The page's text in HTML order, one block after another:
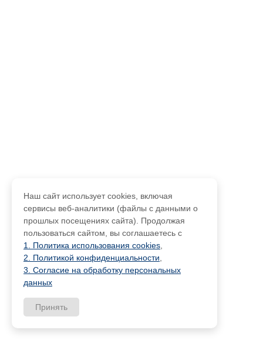
Наш сайт использует cookies, включая
сервисы веб-аналитики (файлы с данными о
прошлых посещениях сайта). Продолжая
пользоваться сайтом, вы соглашаетесь с
1. Политика использования cookies
2. Политикой конфиденциальности
3. Согласие на обработку персональных
данных
Принять